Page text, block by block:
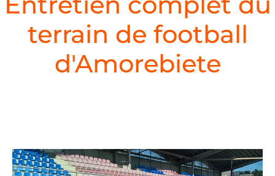
terrain de football
d'Amorebiete